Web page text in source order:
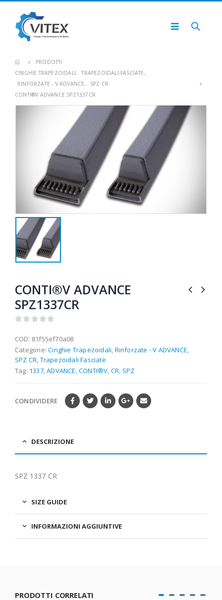
PRODOTTI
CINGHIE TRAPEZOIDALI, TRAPEZOIDALI FASCIATE,
RINFORZATE - V ADVANCE,
SPZ CR
CONTI®V ADVANCE SPZ1337CR
CONTI®V ADVANCE
SPZ1337CR
COD: 81f55ef70a08
Categorie:Cinghie Trapezoidali Rinforzate - V ADVANCE
SPZ CR Trapezoidali Fasciate
Tag: 1337,ADVANCE ,CONTI®V CR SPZ
CONDIVIDERE
DESCRIZIONE
SPZ 1337 CR
SIZE GUIDE
INFORMAZIONI AGGIUNTIVE
PRODOTTI CORRELATI